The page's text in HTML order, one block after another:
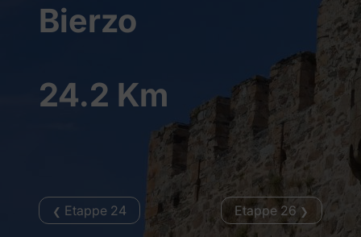
Bierzo
24.2 Km
❮ Etappe 24 Etappe 26 ❯